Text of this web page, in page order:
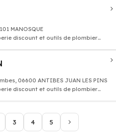
MANOSQUE
discount et outils de plombier
06600 ANTIBES JUAN LES PINS
discount et outils de plombier
3 4 5